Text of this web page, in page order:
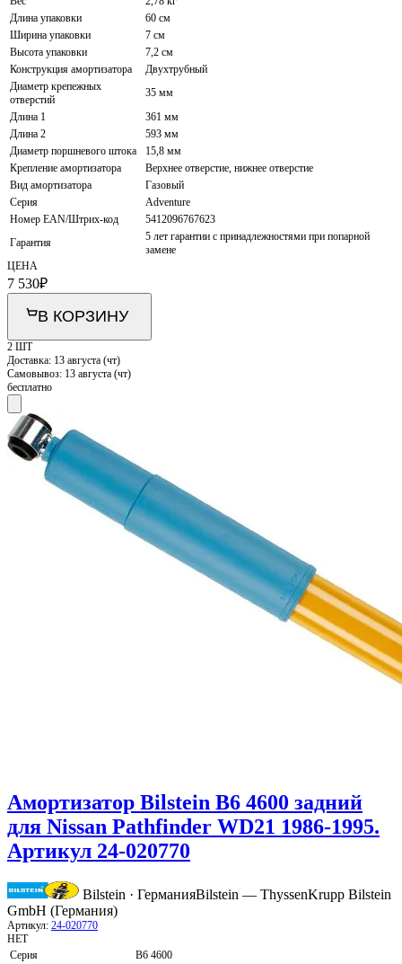
Длина упаковки
60 см
Ширина упаковки
7 см
Высота упаковки
7,2 см
Конструкция амортизатора
Двухтрубный
Диаметр крепежных
отверстий
35 мм
Длина 1
361 мм
Длина 2
593 мм
Диаметр поршневого штока
15,8 мм
Крепление амортизатора
Верхнее отверстие, нижнее отверстие
Вид амортизатора
Газовый
Серия
Adventure
Номер EAN/Штрих-код
5412096767623
Гарантия
5 лет гарантии с принадлежностями при попарной
замене
ЦЕНА
7 530₽
В КОРЗИНУ
2 ШТ
Доставка: 13 августа (чт)
Самовывоз: 13 августа (чт)
бесплатно
Амортизатор Bilstein B6 4600 задний
для Nissan Pathfinder WD21 1986-1995.
Артикул 24-020770
Bilstein · ГерманияBilstein — ThyssenKrupp Bilstein
GmbH (Германия)
Артикул: 24-020770
НЕТ
Серия
B6 4600